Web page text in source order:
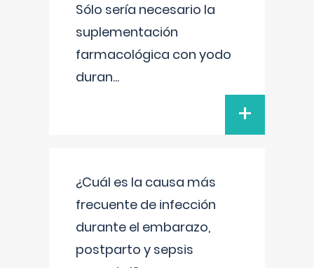
Sólo sería necesario la
suplementación
farmacológica con yodo
duran...
+
¿Cuál es la causa más
frecuente de infección
durante el embarazo,
postparto y sepsis